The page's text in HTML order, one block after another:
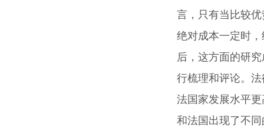
言，只有当比较
绝对成本一定时
后，这方面的研
行梳理和评论。
法国家发展水平
和法国出现了不